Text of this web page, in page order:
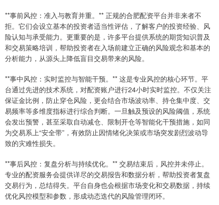
**事前风控：准入与教育并重。** 正规的合肥配资平台并非来者不
拒。它们会设立基本的投资者适当性评估，了解客户的投资经验、风
险认知与承受能力。更重要的是，许多平台提供系统的期货知识普及
和交易策略培训，帮助投资者在入场前建立正确的风险观念和基本的
分析能力，从源头上降低盲目交易带来的风险。
**事中风控：实时监控与智能干预。** 这是专业风控的核心环节。平
台通过先进的技术系统，对配资账户进行24小时实时监控。不仅关注
保证金比例，防止穿仓风险，更会结合市场波动率、持仓集中度、交
易频率等多维度指标进行综合判断。一旦触及预设的风险阈值，系统
会发出预警，甚至采取自动减仓、限制开仓等智能化干预措施，如同
为交易系上“安全带”，有效防止因情绪化决策或市场突发剧烈波动导
致的灾难性损失。
**事后风控：复盘分析与持续优化。** 交易结束后，风控并未停止。
专业的配资服务会提供详尽的交易报告和数据分析，帮助投资者复盘
交易行为，总结得失。平台自身也会根据市场变化和交易数据，持续
优化风控模型和参数，形成动态迭代的风险管理闭环。